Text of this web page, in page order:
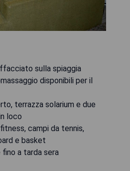
sulla spiaggia
disponibili per il
terrazza solarium e due
loco
campi da tennis,
e basket
fino a tarda sera